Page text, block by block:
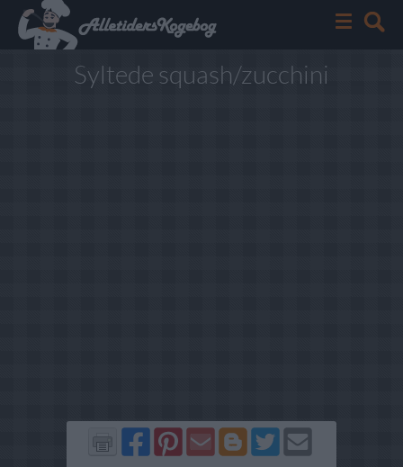
Syltede squash/zucchini
Del
på
Facebook
Del
på
Pinterest
Send
via
GMail
Del
på
Blogger
Del
på
Twitter
Send